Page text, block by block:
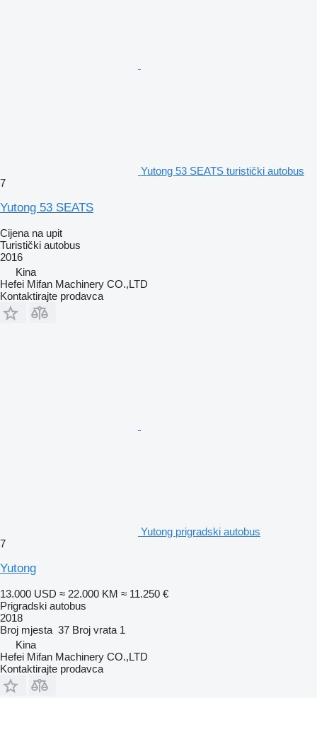
Yutong 53 SEATS turistički autobus
7
Yutong 53 SEATS
Cijena na upit
Turistički autobus
2016
Kina
Hefei Mifan Machinery CO.,LTD
Kontaktirajte prodavca
Yutong prigradski autobus
7
Yutong
13.000 USD ≈ 22.000 KM ≈ 11.250 €
Prigradski autobus
2018
Broj mjesta 37 Broj vrata 1
Kina
Hefei Mifan Machinery CO.,LTD
Kontaktirajte prodavca